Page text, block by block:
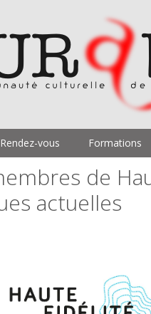
Rendez-vous Formations
de
actuelles